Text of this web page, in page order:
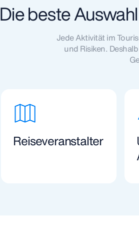
Die beste
Jede Aktivität im
und Risiken.
Reiseveranstalter